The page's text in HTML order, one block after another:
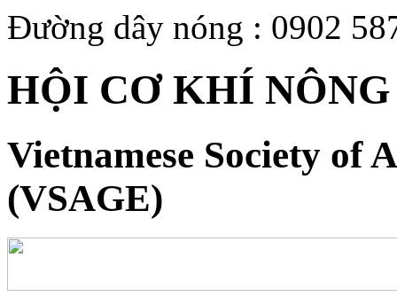
Đường dây nóng : 0902
HỘI CƠ KHÍ
Vietnamese Society of
(VSAGE)